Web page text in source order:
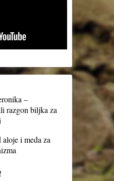
–
razgon biljka za
i meda za